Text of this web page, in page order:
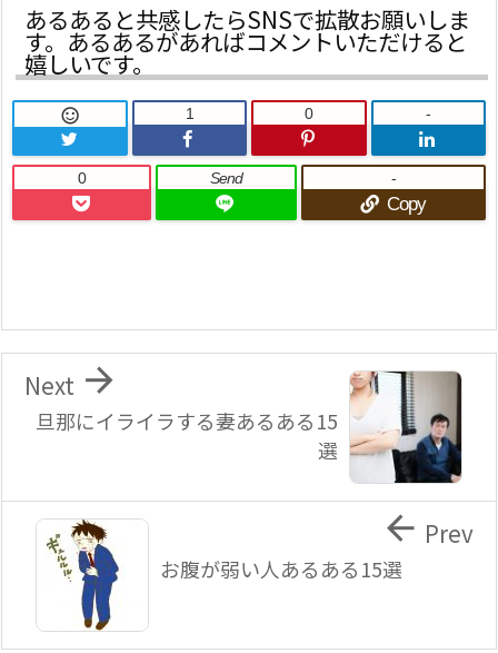
あるあると共感したらSNSで拡散お願いしま
す。あるあるがあればコメントいただけると
嬉しいです。
 1 0 -
0 Send
Copy
-
旦那にイライラする妻あるある15
選

Next
お腹が弱い人あるある15選
 Prev